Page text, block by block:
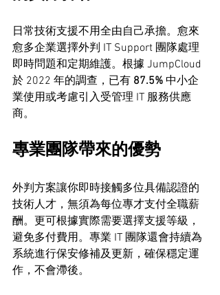
日常技術支援不用全由自己承擔。愈來
愈多企業選擇外判 IT Support 團隊處理
即時問題和定期維護。根據 JumpCloud
於 2022 年的調查，已有 87.5% 中小企
業使用或考慮引入受管理 IT 服務供應
商。
專業團隊帶來的優勢
外判方案讓你即時接觸多位具備認證的
技術人才，無須為每位專才支付全職薪
酬。更可根據實際需要選擇支援等級，
避免多付費用。專業 IT 團隊還會持續為
系統進行保安修補及更新，確保穩定運
作，不會滯後。